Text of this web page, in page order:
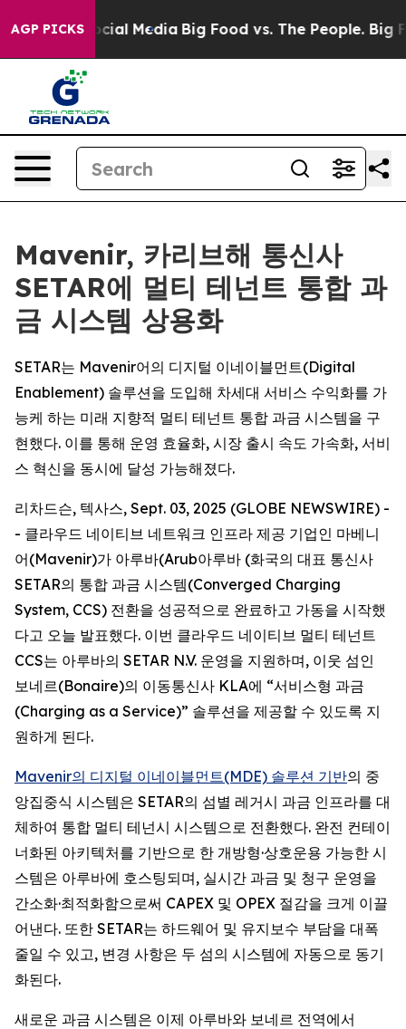
AGP PICKS
on Social Media Big Food vs. The People. Big
Mavenir, 카리브해 통신사
SETAR에 멀티 테넌트 통합 과
금 시스템 상용화
SETAR는 Mavenir어의 디지털 이네이블먼트(Digital
Enablement) 솔루션을 도입해 차세대 서비스 수익화를 가
능케 하는 미래 지향적 멀티 테넌트 통합 과금 시스템을 구
현했다. 이를 통해 운영 효율화, 시장 출시 속도 가속화, 서비
스 혁신을 동시에 달성 가능해졌다.
리차드슨, 텍사스, Sept. 03, 2025 (GLOBE NEWSWIRE) -
- 클라우드 네이티브 네트워크 인프라 제공 기업인 마베니
어(Mavenir)가 아루바(Arub아루바 (화국의 대표 통신사
SETAR의 통합 과금 시스템(Converged Charging
System, CCS) 전환을 성공적으로 완료하고 가동을 시작했
다고 오늘 발표했다. 이번 클라우드 네이티브 멀티 테넌트
CCS는 아루바의 SETAR N.V. 운영을 지원하며, 이웃 섬인
보네르(Bonaire)의 이동통신사 KLA에 “서비스형 과금
(Charging as a Service)” 솔루션을 제공할 수 있도록 지
원하게 된다.
Mavenir의 디지털 이네이블먼트(MDE) 솔루션 기반의 중
앙집중식 시스템은 SETAR의 섬별 레거시 과금 인프라를 대
체하여 통합 멀티 테넌시 시스템으로 전환했다. 완전 컨테이
너화된 아키텍처를 기반으로 한 개방형·상호운용 가능한 시
스템은 아루바에 호스팅되며, 실시간 과금 및 청구 운영을
간소화·최적화함으로써 CAPEX 및 OPEX 절감을 크게 이끌
어낸다. 또한 SETAR는 하드웨어 및 유지보수 부담을 대폭
줄일 수 있고, 변경 사항은 두 섬의 시스템에 자동으로 동기
화된다.
새로운 과금 시스템은 이제 아루바와 보네르 전역에서